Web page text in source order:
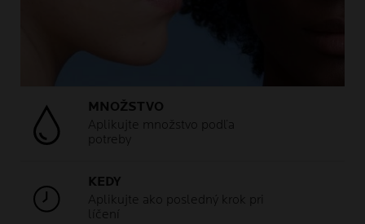
MNOŽSTVO
Aplikujte množstvo podľa
potreby
KEDY
Aplikujte ako posledný krok pri
líčení